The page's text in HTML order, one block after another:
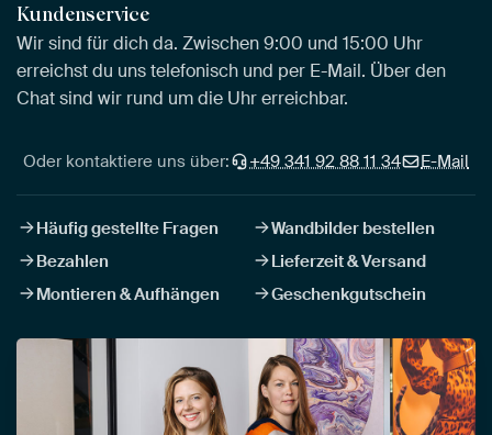
Kundenservice
Wir sind für dich da. Zwischen 9:00 und 15:00 Uhr
erreichst du uns telefonisch und per E-Mail. Über den
Chat sind wir rund um die Uhr erreichbar.
Oder kontaktiere uns über: +49 341 92 88 11 34 E-Mail
Häufig gestellte Fragen
Wandbilder bestellen
Bezahlen
Lieferzeit & Versand
Montieren & Aufhängen
Geschenkgutschein